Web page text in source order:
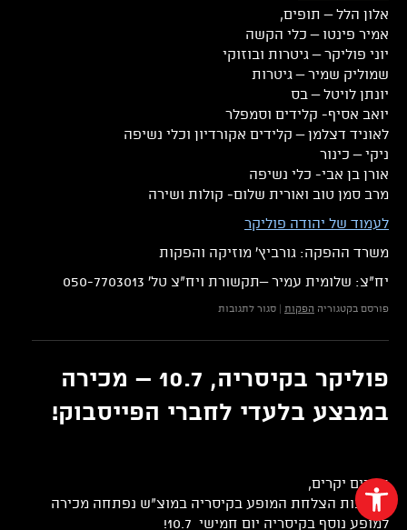
פתח סרגל נגישות
אלון הלל – תופים,
אמיר פינטו – כלי הקשה
יוני פוליקר – גיטרות ובוזוקי
שמוליק שמיר – גיטרות
יונתן לויטל – בס
יואב אסיף- קלידים וסמפלר
לאוניד דצלמן – קלידים אקורדיון וכלי נשיפה
ניקי – כינור
אורן בן אבי- כלי נשיפה
מרב סמן טוב ואורית שלום- קולות ושירה
לעמוד של יהודה פוליקר
משרד ההפקה: גורביץ' מוזיקה והפקות
יח"צ: שלומית עמיר –תקשורת ויח"צ טל' 050-7703013
פורסם בקטגוריה הפקות | סגור לתגובותעל
מוזיקה
מציגים:
יהודה
פוליקר
–
פוליקר בקיסריה, 10.7 – מכירה
במבצע בלעדי לחברי הפייסבוק!
חברים יקרים,
בעקבות הצלחת המופע בקיסריה במוצ"ש נפתחה מכירה
למופע נוסף בקיסריה יום חמישי 10.7!